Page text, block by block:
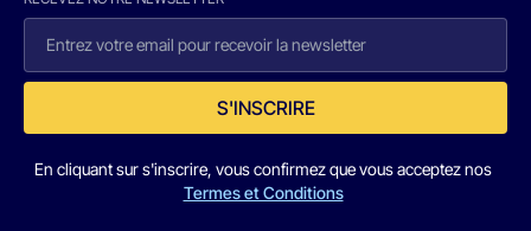
S'INSCRIRE
En cliquant sur s'inscrire, vous confirmez que vous acceptez nos
Termes et Conditions